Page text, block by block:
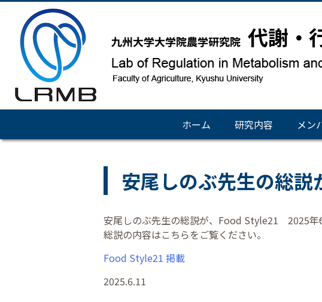
ホーム 研究内容 メン
安尾しのぶ先生の総説
安尾しのぶ先生の総説が、Food Style21 2025年
総説の内容はこちらをご覧ください。
Food Style21 掲載
2025.6.11